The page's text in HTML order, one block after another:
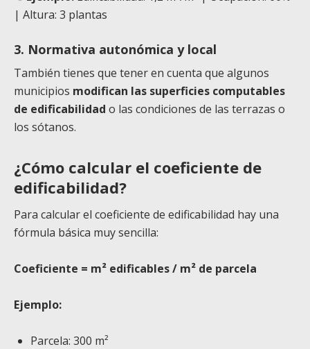
| Altura: 3 plantas
3. Normativa autonómica y local
También tienes que tener en cuenta que algunos
municipios modifican las superficies computables
de edificabilidad o las condiciones de las terrazas o
los sótanos.
¿Cómo calcular el coeficiente de
edificabilidad?
Para calcular el coeficiente de edificabilidad hay una
fórmula básica muy sencilla:
Coeficiente = m² edificables / m² de parcela
Ejemplo:
Parcela: 300 m²